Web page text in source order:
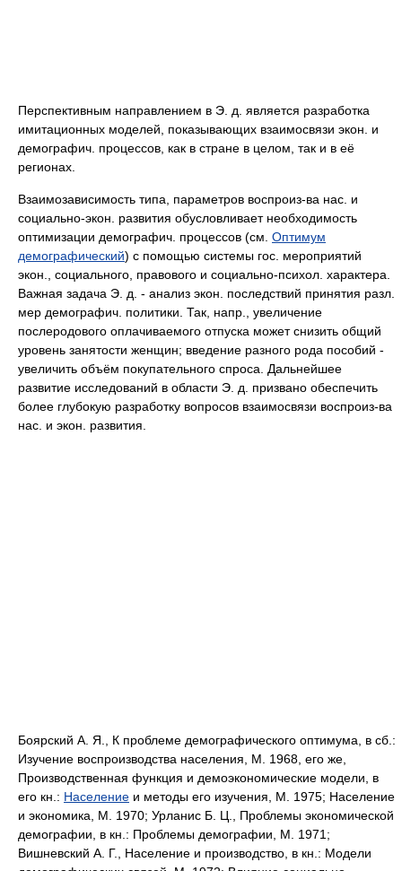
Перспективным направлением в Э. д. является разработка
имитационных моделей, показывающих взаимосвязи экон. и
демографич. процессов, как в стране в целом, так и в её
регионах.
Взаимозависимость типа, параметров воспроиз-ва нас. и
социально-экон. развития обусловливает необходимость
оптимизации демографич. процессов (см. Оптимум
демографический) с помощью системы гос. мероприятий
экон., социального, правового и социально-психол. характера.
Важная задача Э. д. - анализ экон. последствий принятия разл.
мер демографич. политики. Так, напр., увеличение
послеродового оплачиваемого отпуска может снизить общий
уровень занятости женщин; введение разного рода пособий -
увеличить объём покупательного спроса. Дальнейшее
развитие исследований в области Э. д. призвано обеспечить
более глубокую разработку вопросов взаимосвязи воспроиз-ва
нас. и экон. развития.
Боярский А. Я., К проблеме демографического оптимума, в сб.:
Изучение воспроизводства населения, М. 1968, его же,
Производственная функция и демоэкономические модели, в
его кн.: Население и методы его изучения, М. 1975; Население
и экономика, М. 1970; Урланис Б. Ц., Проблемы экономической
демографии, в кн.: Проблемы демографии, М. 1971;
Вишневский А. Г., Население и производство, в кн.: Модели